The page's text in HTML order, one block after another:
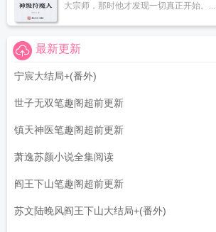
大宗师，那时他才发现一切真正开始。...
最新更新
宁宸大结局+(番外)
世子无双笔趣阁超前更新
镇天神医笔趣阁超前更新
萧逸苏颜小说全集阅读
阎王下山笔趣阁超前更新
苏文陆晚风阎王下山大结局+(番外)